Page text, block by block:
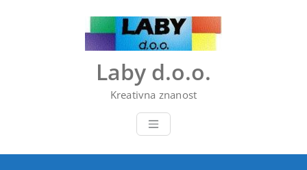
Laby d.o.o.
Kreativna znanost